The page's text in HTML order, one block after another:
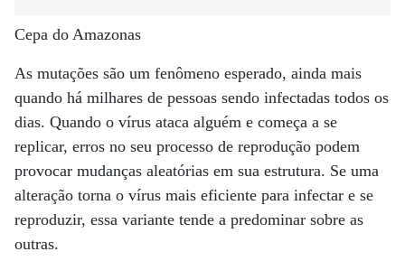
Cepa do Amazonas
As mutações são um fenômeno esperado, ainda mais
quando há milhares de pessoas sendo infectadas todos os
dias. Quando o vírus ataca alguém e começa a se
replicar, erros no seu processo de reprodução podem
provocar mudanças aleatórias em sua estrutura. Se uma
alteração torna o vírus mais eficiente para infectar e se
reproduzir, essa variante tende a predominar sobre as
outras.